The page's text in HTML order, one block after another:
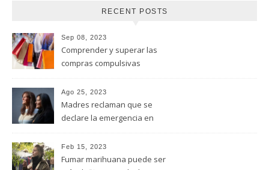
RECENT POSTS
Sep 08, 2023
Comprender y superar las
compras compulsivas
Ago 25, 2023
Madres reclaman que se
declare la emergencia en
Feb 15, 2023
Fumar marihuana puede ser